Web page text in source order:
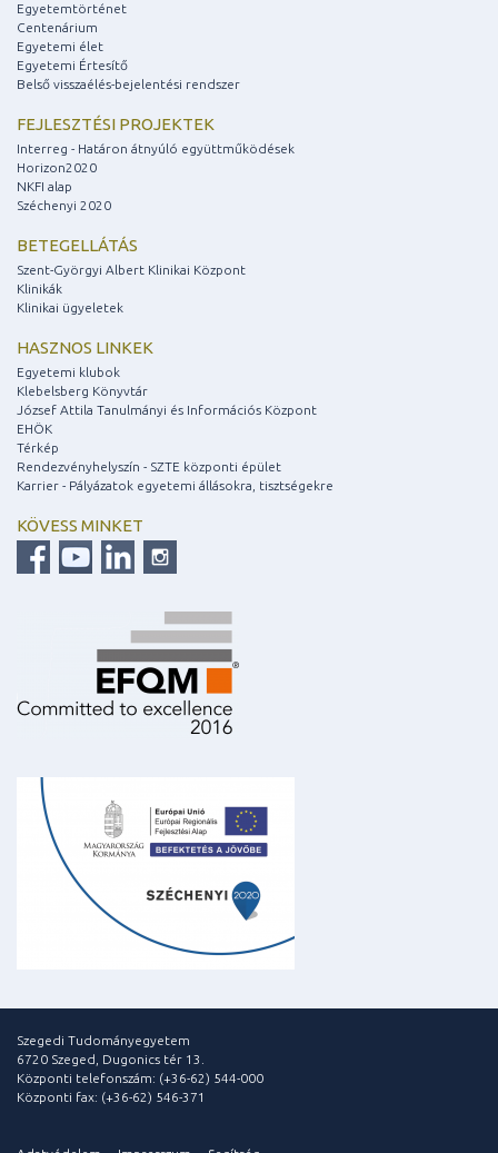
Egyetemtörténet
Centenárium
Egyetemi élet
Egyetemi Értesítő
Belső visszaélés-bejelentési rendszer
FEJLESZTÉSI PROJEKTEK
Interreg - Határon átnyúló együttműködések
Horizon2020
NKFI alap
Széchenyi 2020
BETEGELLÁTÁS
Szent-Györgyi Albert Klinikai Központ
Klinikák
Klinikai ügyeletek
HASZNOS LINKEK
Egyetemi klubok
Klebelsberg Könyvtár
József Attila Tanulmányi és Információs Központ
EHÖK
Térkép
Rendezvényhelyszín - SZTE központi épület
Karrier - Pályázatok egyetemi állásokra, tisztségekre
KÖVESS MINKET
Szegedi Tudományegyetem
6720 Szeged, Dugonics tér 13.
Központi telefonszám: (+36-62) 544-000
Központi fax: (+36-62) 546-371